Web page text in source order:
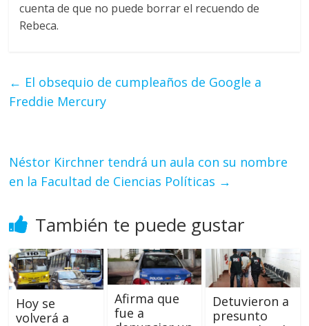
cuenta de que no puede borrar el recuendo de
Rebeca.
← El obsequio de cumpleaños de Google a
Freddie Mercury
Néstor Kirchner tendrá un aula con su nombre
en la Facultad de Ciencias Políticas →
También te puede gustar
Hoy se
volverá a
Afirma que
fue a
Detuvieron a
presunto